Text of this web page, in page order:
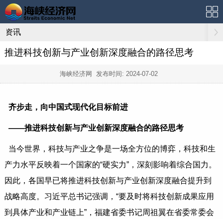
资讯
推进科技创新与产业创新深度融合的路径思考
海峡经济网 发布时间: 2024-07-02
齐步走，向中国式现代化目标前进
——推进科技创新与产业创新深度融合的路径思考
当今世界，科技与产业之争是一场全方位的博弈，科技和生
产力水平反映着一个国家的“硬实力”，深刻影响着综合国力。
因此，各国早已将推进科技创新与产业创新深度融合提升到
战略高度。习近平总书记强调，“要及时将科技创新成果应用
到具体产业和产业链上”，福建省委书记周祖翼在省委常委会